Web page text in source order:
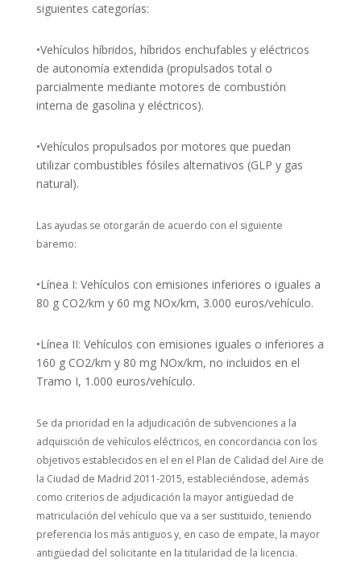
siguientes categorías:
•Vehículos híbridos, híbridos enchufables y eléctricos
de autonomía extendida (propulsados total o
parcialmente mediante motores de combustión
interna de gasolina y eléctricos).
•Vehículos propulsados por motores que puedan
utilizar combustibles fósiles alternativos (GLP y gas
natural).
Las ayudas se otorgarán de acuerdo con el siguiente
baremo:
•Línea I: Vehículos con emisiones inferiores o iguales a
80 g CO2/km y 60 mg NOx/km, 3.000 euros/vehículo.
•Línea II: Vehículos con emisiones iguales o inferiores a
160 g CO2/km y 80 mg NOx/km, no incluidos en el
Tramo I, 1.000 euros/vehículo.
Se da prioridad en la adjudicación de subvenciones a la
adquisición de vehículos eléctricos, en concordancia con los
objetivos establecidos en el en el Plan de Calidad del Aire de
la Ciudad de Madrid 2011-2015, estableciéndose, además
como criterios de adjudicación la mayor antigüedad de
matriculación del vehículo que va a ser sustituido, teniendo
preferencia los más antiguos y, en caso de empate, la mayor
antigüedad del solicitante en la titularidad de la licencia.